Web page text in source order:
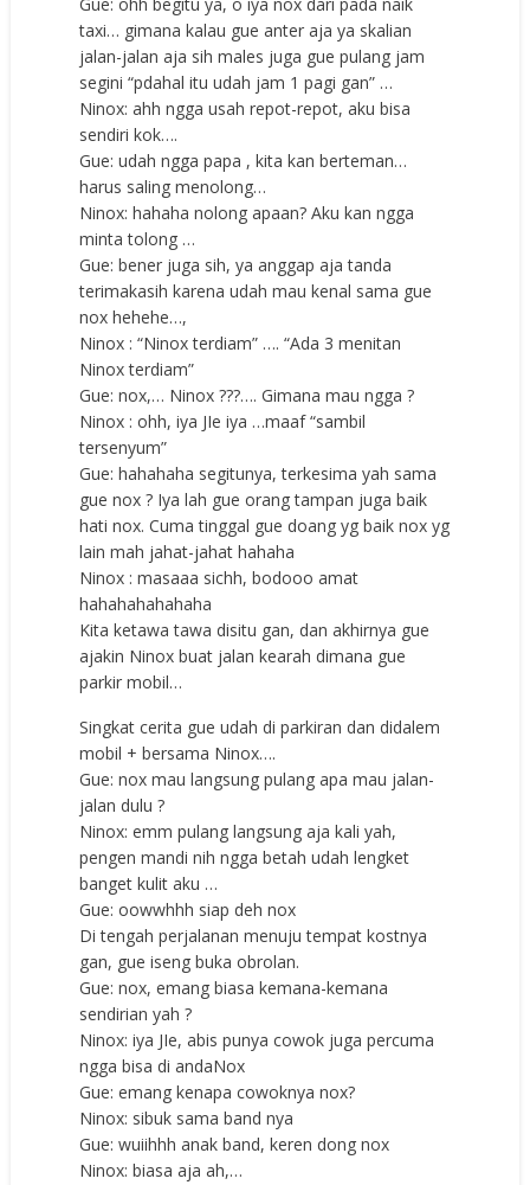
taxi… gimana kalau gue anter aja ya skalian
jalan-jalan aja sih males juga gue pulang jam
segini “pdahal itu udah jam 1 pagi gan” …
Ninox: ahh ngga usah repot-repot, aku bisa
sendiri kok….
Gue: udah ngga papa , kita kan berteman…
harus saling menolong…
Ninox: hahaha nolong apaan? Aku kan ngga
minta tolong …
Gue: bener juga sih, ya anggap aja tanda
terimakasih karena udah mau kenal sama gue
nox hehehe…,
Ninox : “Ninox terdiam” …. “Ada 3 menitan
Ninox terdiam”
Gue: nox,… Ninox ???…. Gimana mau ngga ?
Ninox : ohh, iya JIe iya …maaf “sambil
tersenyum”
Gue: hahahaha segitunya, terkesima yah sama
gue nox ? Iya lah gue orang tampan juga baik
hati nox. Cuma tinggal gue doang yg baik nox yg
lain mah jahat-jahat hahaha
Ninox : masaaa sichh, bodooo amat
hahahahahahaha
Kita ketawa tawa disitu gan, dan akhirnya gue
ajakin Ninox buat jalan kearah dimana gue
parkir mobil…
Singkat cerita gue udah di parkiran dan didalem
mobil + bersama Ninox….
Gue: nox mau langsung pulang apa mau jalan-
jalan dulu ?
Ninox: emm pulang langsung aja kali yah,
pengen mandi nih ngga betah udah lengket
banget kulit aku …
Gue: oowwhhh siap deh nox
Di tengah perjalanan menuju tempat kostnya
gan, gue iseng buka obrolan.
Gue: nox, emang biasa kemana-kemana
sendirian yah ?
Ninox: iya JIe, abis punya cowok juga percuma
ngga bisa di andaNox
Gue: emang kenapa cowoknya nox?
Ninox: sibuk sama band nya
Gue: wuiihhh anak band, keren dong nox
Ninox: biasa aja ah,…